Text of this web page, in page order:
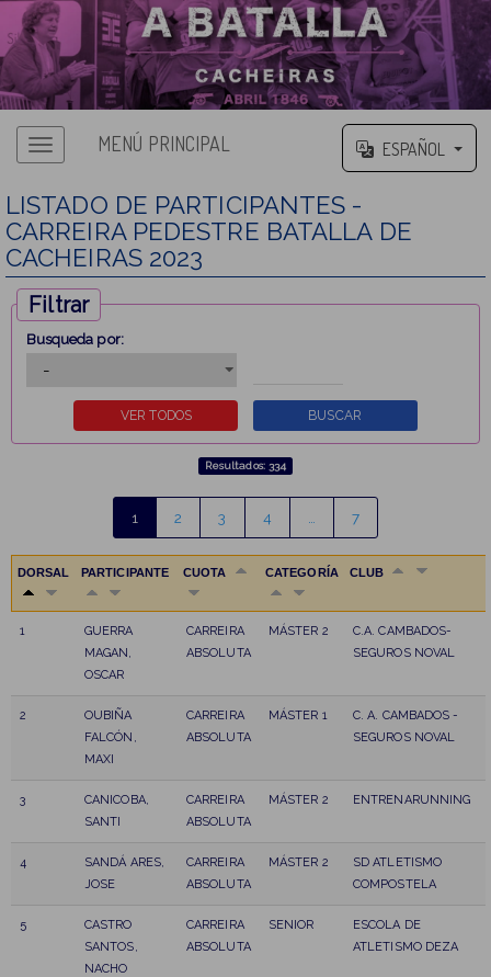
MENÚ PRINCIPAL ESPAÑOL
LISTADO DE PARTICIPANTES -
CARREIRA PEDESTRE BATALLA DE
CACHEIRAS 2023
Filtrar
Busqueda por:
Resultados: 334
1 2 3 4 7
DORSAL PARTICIPANTE CUOTA CATEGORÍA CLUB
1
GUERRA
MAGAN,
OSCAR
CARREIRA
ABSOLUTA
MÁSTER 2
C.A. CAMBADOS-
SEGUROS NOVAL
2
OUBIÑA
FALCÓN,
MAXI
CARREIRA
ABSOLUTA
MÁSTER 1
C. A. CAMBADOS -
SEGUROS NOVAL
3
CANICOBA,
SANTI
CARREIRA
ABSOLUTA
MÁSTER 2 ENTRENARUNNING
4
SANDÁ ARES,
JOSE
CARREIRA
ABSOLUTA
MÁSTER 2
SD ATLETISMO
COMPOSTELA
5
CASTRO
SANTOS,
NACHO
CARREIRA
ABSOLUTA
SENIOR
ESCOLA DE
ATLETISMO DEZA